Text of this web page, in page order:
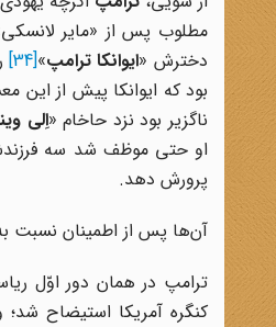
مطلوب پس از «مایر
دخترش «ایوانکا ترامپ»
[34]
بود که ایوانکا پیش از این
ناگزیر بود نزد حاخام «اِلی
او حتی موظف شد سه فرزندش
پرورش دهد.
آن‌ها پس از اطمینان نسبت
ترامپ در همان دور اوّل
کنگره آمریکا استیضاح شد؛